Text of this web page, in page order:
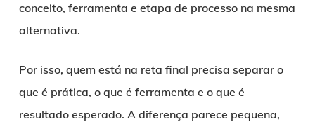
conceito, ferramenta e etapa de processo na mesma
alternativa.
Por isso, quem está na reta final precisa separar o
que é prática, o que é ferramenta e o que é
resultado esperado. A diferença parece pequena,